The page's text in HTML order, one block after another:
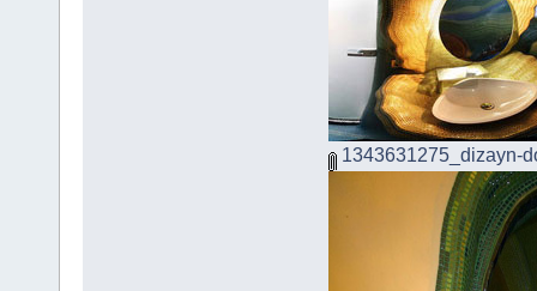
1343631275_dizayn-